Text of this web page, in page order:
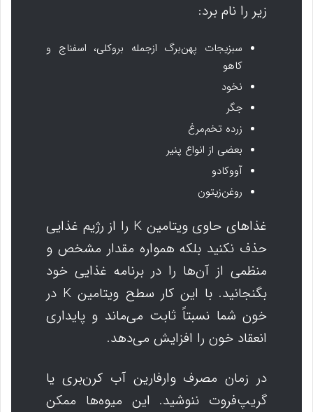
زیر را نام برد:
سبزیجات پهن‌برگ ازجمله بروکلی، اسفناج و
کاهو
نخود
جگر
زرده تخم‌مرغ
بعضی از انواع پنیر
آووکادو
روغن‌زیتون
غذاهای حاوی ویتامین K را از رژیم غذایی
حذف نکنید بلکه همواره مقدار مشخص و
منظمی از آن‌ها را در برنامه غذایی خود
بگنجانید. با این کار سطح ویتامین K در
خون شما نسبتاً ثابت می‌ماند و پایداری
انعقاد خون را افزایش می‌دهد.
در زمان مصرف وارفارین آب کرن‌بری یا
گریپ‌فروت ننوشید. این میوه‌ها ممکن